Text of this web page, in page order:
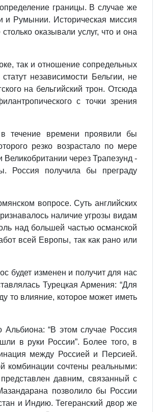
границы. В случае же
и Румынии. Историческая миссия
оказывали услуг, что и она
так и отношение сопредельных
независимости Бельгии, не
на бельгийский трон. Отсюда
с точки зрения
в течение времени проявили бы
резко возрастало по мере
через Трапезунд -
Россия получила бы преграду
вопросе. Суть английских
наличие угрозы видам
над большей частью османской
всей Европы, так как рано или
будет изменен и получит для нас
Турецкая Армения: “Для
то влияние, которое может иметь
Альбиона: “В этом случае Россия
в руки России”. Более того, в
между Россией и Персией.
комбинации сочтены реальными:
давним, связанный с
позволило бы России
и Индию. Тегеранский двор же